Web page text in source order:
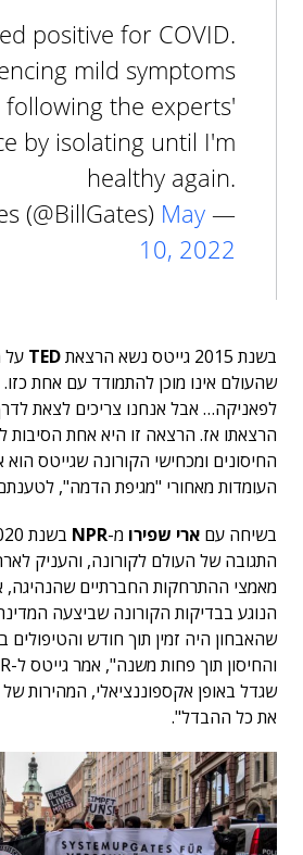
positive for COVID.
mild symptoms
following the experts'
by isolating until I'm
healthy again.
— Bill Gates (@BillGates)
May
10, 2022
בשנת 2015 גייטס נשא הרצאת TED על
שהעולם אינו מוכן להתמודד עם אחת כזו.
לפאניקה… אבל אנחנו צריכים לצאת
הרצאתו אז. הרצאה זו היא אחת הסיבות
החיסונים ומכחישי הקורונה שגייטס
העומדות מאחורי "מגיפת הדמה",
בשיחה עם ארי שפירו מ-NPR
התגובה של העולם לקורונה, והעניק
מאמצי ההתרחקות החברתיים שהנהיגה,
הנוגע בבדיקות הקורונה שביצעה
שהאבחון היה זמין תוך חודש
שגדל באופן אקספוננציאלי, המהירות
את כל ההבדל".